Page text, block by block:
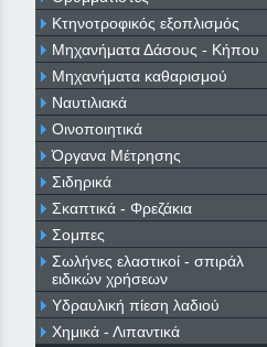
Κτηνοτροφικός εξοπλισμός
Μηχανήματα Δάσους - Κήπου
Μηχανήματα καθαρισμού
Ναυτιλιακά
Οινοποιητικά
Όργανα Μέτρησης
Σιδηρικά
Σκαπτικά - Φρεζάκια
Σομπες
Σωλήνες ελαστικοί - σπιράλ
ειδικών χρήσεων
Υδραυλική πίεση λαδιού
Χημικά - Λιπαντικά